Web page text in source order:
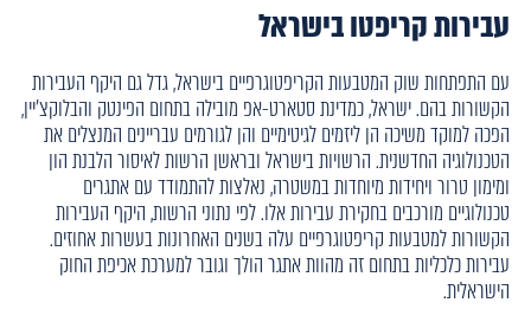
עבירות קריפטו בישראל
עם התפתחות שוק המטבעות הקריפטוגרפיים בישראל, גדל גם היקף העבירות
הקשורות בהם. ישראל, כמדינת סטארט-אפ מובילה בתחום הפינטק והבלוקצ'יין,
הפכה למוקד משיכה הן ליזמים לגיטימיים והן לגורמים עבריינים המנצלים את
הטכנולוגיה החדשנית. הרשויות בישראל ובראשן הרשות לאיסור הלבנת הון
ומימון טרור ויחידות מיוחדות במשטרה, נאלצות להתמודד עם אתגרים
טכנולוגיים מורכבים בחקירת עבירות אלו. לפי נתוני הרשות, היקף העבירות
הקשורות למטבעות קריפטוגרפיים עלה בשנים האחרונות בעשרות אחוזים.
עבירות כלכליות בתחום זה מהוות אתגר הולך וגובר למערכת אכיפת החוק
הישראלית.